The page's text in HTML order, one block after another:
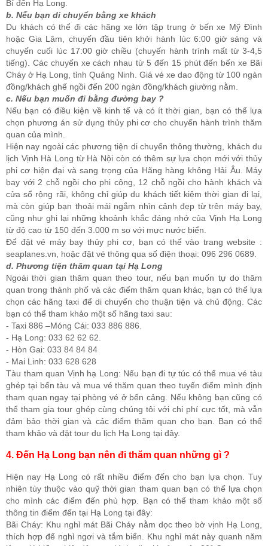
Bí đến Hạ Long.
b. Nếu bạn di chuyển bằng xe khách
Du khách có thể đi các hãng xe lớn tập trung ở bến xe Mỹ Đình
hoặc Gia Lâm, chuyến đầu tiên khởi hành lúc 6:00 giờ sáng và
chuyến cuối lúc 17:00 giờ chiều (chuyến hành trình mất từ 3-4,5
tiếng). Các chuyến xe cách nhau từ 5 đến 15 phút đến bến xe Bãi
Cháy ở Hạ Long, tỉnh Quảng Ninh. Giá vé xe dao động từ 100 ngàn
đồng/khách ghế ngồi đến 200 ngàn đồng/khách giường nằm.
c. Nếu bạn muốn đi bằng đường bay ?
Nếu bạn có điều kiện về kinh tế và có ít thời gian, bạn có thể lựa
chọn phương án sử dụng thủy phi cơ cho chuyến hành trình thăm
quan của mình.
Hiện nay ngoài các phương tiện di chuyển thông thường, khách du
lịch Vịnh Hà Long từ Hà Nội còn có thêm sự lựa chọn mới với thủy
phi cơ hiện đại và sang trọng của Hãng hàng không Hải Âu. Máy
bay với 2 chỗ ngồi cho phi công, 12 chỗ ngồi cho hành khách và
cửa sổ rộng rãi, không chỉ giúp du khách tiết kiệm thời gian đi lại,
mà còn giúp bạn thoải mái ngắm nhìn cảnh đẹp từ trên máy bay,
cũng như ghi lại những khoảnh khắc đáng nhớ của Vịnh Hạ Long
từ độ cao từ 150 đến 3.000 m so với mực nước biển.
Để đặt vé máy bay thủy phi cơ, bạn có thể vào trang website :
seaplanes.vn, hoặc đặt vé thông qua số điện thoại: 096 296 0689.
d. Phương tiện thăm quan tại Hạ Long
Ngoài thời gian thăm quan theo tour, nếu bạn muốn tự do thăm
quan trong thành phố và các điểm thăm quan khác, bạn có thể lựa
chọn các hãng taxi để di chuyển cho thuận tiện và chủ động. Các
bạn có thể tham khảo một số hãng taxi sau:
- Taxi 886 –Móng Cái: 033 886 886.
- Hạ Long: 033 62 62 62.
- Hòn Gai: 033 84 84 84
- Mai Linh: 033 628 628
Tàu tham quan Vịnh hạ Long: Nếu bạn đi tự túc có thể mua vé tàu
ghép tại bến tàu và mua vé thăm quan theo tuyến điểm mình định
tham quan ngay tại phòng vé ở bến cảng. Nếu không bạn cũng có
thể tham gia tour ghép cùng chúng tôi với chi phí cực tốt, mà vẫn
đảm bảo thời gian và các điểm thăm quan cho bạn. Bạn có thể
tham khảo và đặt tour du lịch Hạ Long tại đây.
4. Đến Hạ Long bạn nên đi thăm quan những gì ?
Hiện nay Hạ Long có rất nhiều điểm đến cho bạn lựa chọn. Tuy
nhiên tùy thuộc vào quỹ thời gian tham quan bạn có thể lựa chọn
cho mình các điểm đến phù hợp. Bạn có thể tham khảo một số
thông tin điểm đến tại Hạ Long tại đây:
Bãi Cháy: Khu nghỉ mát Bãi Cháy nằm dọc theo bờ vịnh Hạ Long,
thích hợp để nghỉ ngơi và tắm biển. Khu nghỉ mát này quanh năm